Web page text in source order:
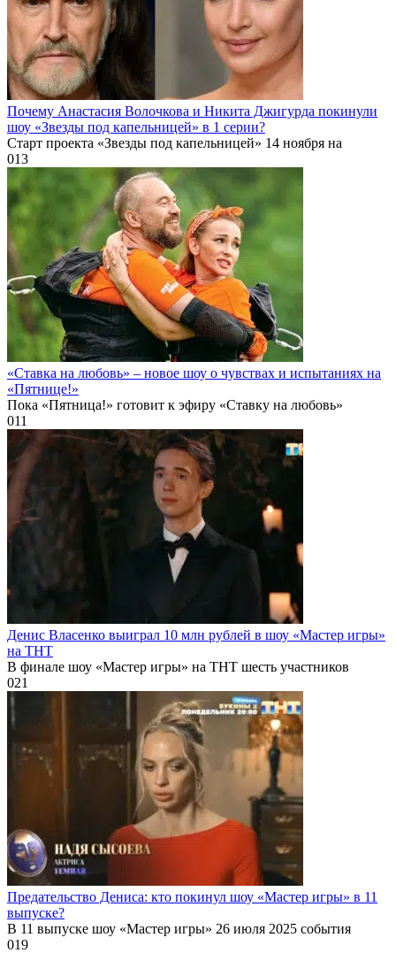
Почему Анастасия Волочкова и Никита Джигурда покинули
шоу «Звезды под капельницей» в 1 серии?
Старт проекта «Звезды под капельницей» 14 ноября на
013
«Ставка на любовь» – новое шоу о чувствах и испытаниях на
«Пятнице!»
Пока «Пятница!» готовит к эфиру «Ставку на любовь»
011
Денис Власенко выиграл 10 млн рублей в шоу «Мастер игры»
на ТНТ
В финале шоу «Мастер игры» на ТНТ шесть участников
021
Предательство Дениса: кто покинул шоу «Мастер игры» в 11
выпуске?
В 11 выпуске шоу «Мастер игры» 26 июля 2025 события
019